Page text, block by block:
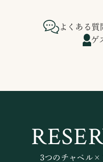
よくある質
ゲ
3つのチャペル×